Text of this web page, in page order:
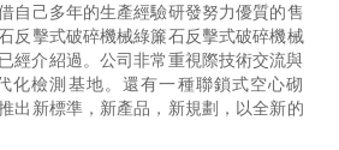
自己多年的生產經驗研發努力優質的售
反擊式破碎機械綠簾石反擊式破碎機械
經介紹過。公司非常重視際技術交流與
化檢測基地。還有一種聯鎖式空心砌
出新標準，新產品，新規劃，以全新的